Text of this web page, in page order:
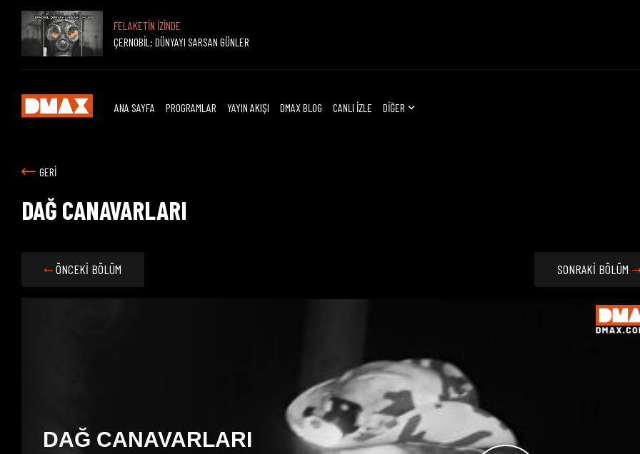
FELAKETİN İZİNDE
ÇERNOBİL: DÜNYAYI SARSAN GÜNLER
ANA SAYFA PROGRAMLAR YAYIN AKIŞI DMAX BLOG CANLI İZLE DİĞER
GERİ
DAĞ CANAVARLARI
ÖNCEKİ BÖLÜM SONRAKİ BÖLÜM
DAĞ CANAVARLARI